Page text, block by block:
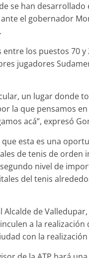
se han
el gobernador
los puestos 70 y
jugadores
un lugar donde
la que pensamos
acá”, expresó
esta es una
de tenis de orden
nivel de
del tenis
de Valledupar,
a la
con la realización